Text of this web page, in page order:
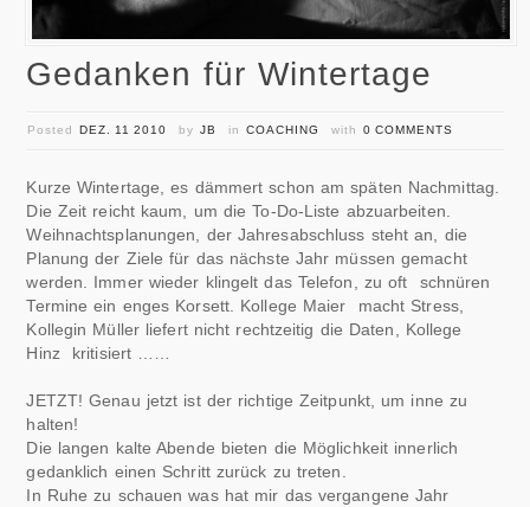
Gedanken für Wintertage
PostedDEZ. 11 2010 byJB inCOACHING with0 COMMENTS
Kurze Wintertage, es dämmert schon am späten Nachmittag.
Die Zeit reicht kaum, um die To-Do-Liste abzuarbeiten.
Weihnachtsplanungen, der Jahresabschluss steht an, die
Planung der Ziele für das nächste Jahr müssen gemacht
werden. Immer wieder klingelt das Telefon, zu oft schnüren
Termine ein enges Korsett. Kollege Maier macht Stress,
Kollegin Müller liefert nicht rechtzeitig die Daten, Kollege
Hinz kritisiert ……
JETZT! Genau jetzt ist der richtige Zeitpunkt, um inne zu
halten!
Die langen kalte Abende bieten die Möglichkeit innerlich
gedanklich einen Schritt zurück zu treten.
In Ruhe zu schauen was hat mir das vergangene Jahr